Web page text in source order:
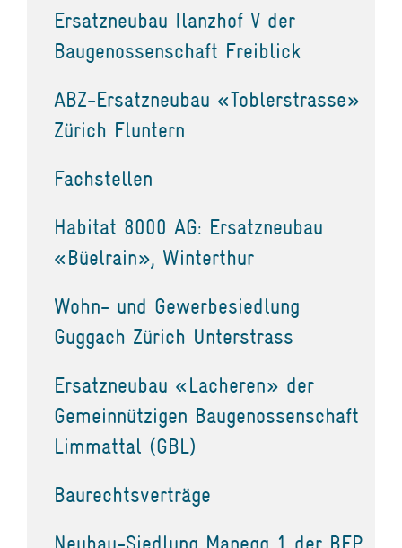
Ersatzneubau Ilanzhof V der
Baugenossenschaft Freiblick
ABZ-Ersatzneubau «Toblerstrasse»
Zürich Fluntern
Fachstellen
Habitat 8000 AG: Ersatzneubau
«Büelrain», Winterthur
Wohn- und Gewerbesiedlung
Guggach Zürich Unterstrass
Ersatzneubau «Lacheren» der
Gemeinnützigen Baugenossenschaft
Limmattal (GBL)
Baurechtsverträge